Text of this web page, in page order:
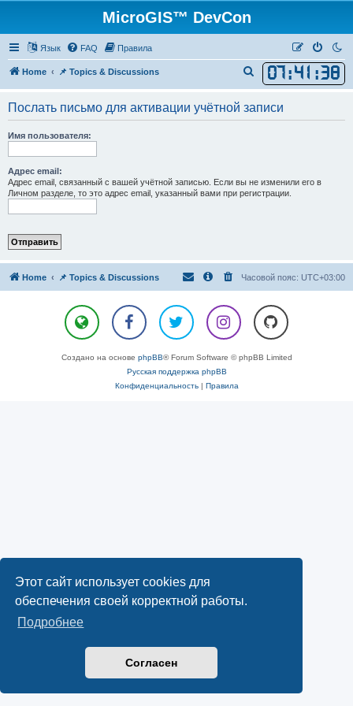
Этот сайт использует cookies для
обеспечения своей корректной работы.
Подробнее
Согласен
MicroGIS™ DevCon
Язык FAQ Правила
Home 📌 Topics & Discussions 07:41 :38
о
и
Послать письмо для активации учётной записи
Имя пользователя:
Адрес email:
Адрес email, связанный с вашей учётной записью. Если вы не изменили его в
Личном разделе, то это адрес email, указанный вами при регистрации.
Home 📌 Topics & Discussions Часовой пояс: UTC+03:00
Создано на основе phpBB® Forum Software © phpBB Limited
Русская поддержка phpBB
Конфиденциальность| Правила